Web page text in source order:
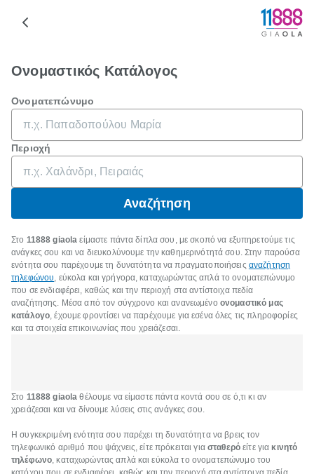
Ονομαστικός Κατάλογος
Ονοματεπώνυμο
Περιοχή
Αναζήτηση
Στο 11888 giaola είμαστε πάντα δίπλα σου, με σκοπό να εξυπηρετούμε τις
ανάγκες σου και να διευκολύνουμε την καθημερινότητά σου. Στην παρούσα
ενότητα σου παρέχουμε τη δυνατότητα να πραγματοποιήσεις αναζήτηση
τηλεφώνου, εύκολα και γρήγορα, καταχωρώντας απλά το ονοματεπώνυμο
που σε ενδιαφέρει, καθώς και την περιοχή στα αντίστοιχα πεδία
αναζήτησης. Μέσα από τον σύγχρονο και ανανεωμένο ονομαστικό μας
κατάλογο, έχουμε φροντίσει να παρέχουμε για εσένα όλες τις πληροφορίες
και τα στοιχεία επικοινωνίας που χρειάζεσαι.
Στο 11888 giaola θέλουμε να είμαστε πάντα κοντά σου σε ό,τι κι αν
χρειάζεσαι και να δίνουμε λύσεις στις ανάγκες σου.
Η συγκεκριμένη ενότητα σου παρέχει τη δυνατότητα να βρεις τον
τηλεφωνικό αριθμό που ψάχνεις, είτε πρόκειται γιασταθερό είτε για κινητό
τηλέφωνο, καταχωρώντας απλά και εύκολα το ονοματεπώνυμο του